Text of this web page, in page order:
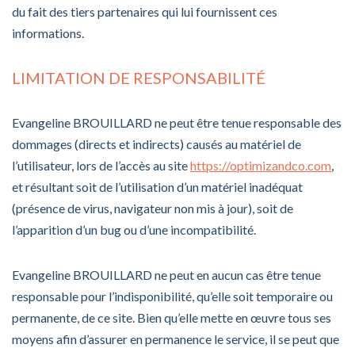
du fait des tiers partenaires qui lui fournissent ces
informations.
LIMITATION DE RESPONSABILITÉ
Evangeline BROUILLARD ne peut être tenue responsable des
dommages (directs et indirects) causés au matériel de
l’utilisateur, lors de l’accès au sitehttps://optimizandco.com,
et résultant soit de l’utilisation d’un matériel inadéquat
(présence de virus, navigateur non mis à jour), soit de
l’apparition d’un bug ou d’une incompatibilité.
Evangeline BROUILLARD ne peut en aucun cas être tenue
responsable pour l’indisponibilité, qu’elle soit temporaire ou
permanente, de ce site. Bien qu’elle mette en œuvre tous ses
moyens afin d’assurer en permanence le service, il se peut que